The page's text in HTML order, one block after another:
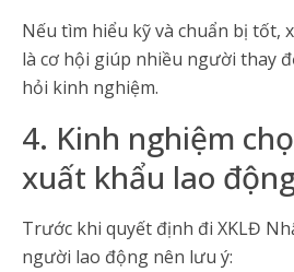
Nếu tìm hiểu kỹ và chuẩn bị tốt,
là cơ hội giúp nhiều người thay
hỏi kinh nghiệm.
4. Kinh nghiệm
xuất khẩu lao
Trước khi quyết định đi XKLĐ
người lao động nên lưu ý: